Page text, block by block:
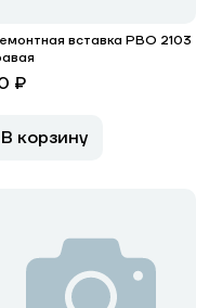
вставка РВО 2103
₽
В корзину